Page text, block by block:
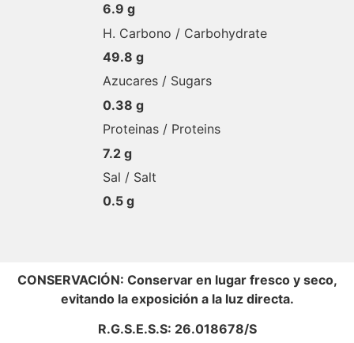
6.9 g
H. Carbono / Carbohydrate
49.8 g
Azucares / Sugars
0.38 g
Proteinas / Proteins
7.2 g
Sal / Salt
0.5 g
CONSERVACIÓN: Conservar en lugar fresco y seco,
evitando la exposición a la luz directa.
R.G.S.E.S.S: 26.018678/S